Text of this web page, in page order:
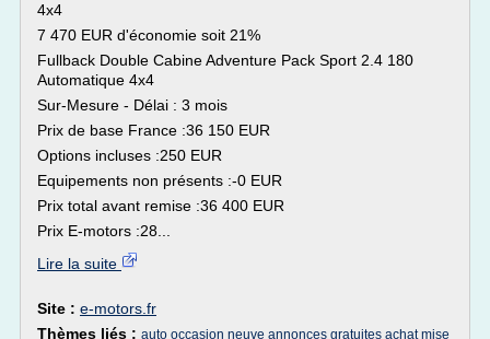
4x4
7 470 EUR d'économie soit 21%
Fullback Double Cabine Adventure Pack Sport 2.4 180
Automatique 4x4
Sur-Mesure - Délai : 3 mois
Prix de base France :36 150 EUR
Options incluses :250 EUR
Equipements non présents :-0 EUR
Prix total avant remise :36 400 EUR
Prix E-motors :28...
Lire la suite
Site : e-motors.fr
Thèmes liés : auto occasion neuve annonces gratuites achat mise